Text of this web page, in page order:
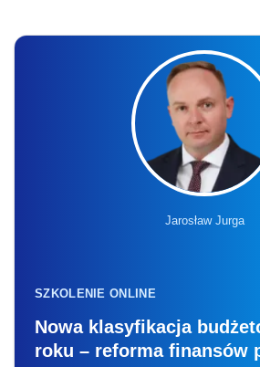
Jarosław Jurga
SZKOLENIE ONLINE
Nowa klasyfikacja
roku – reforma finansów